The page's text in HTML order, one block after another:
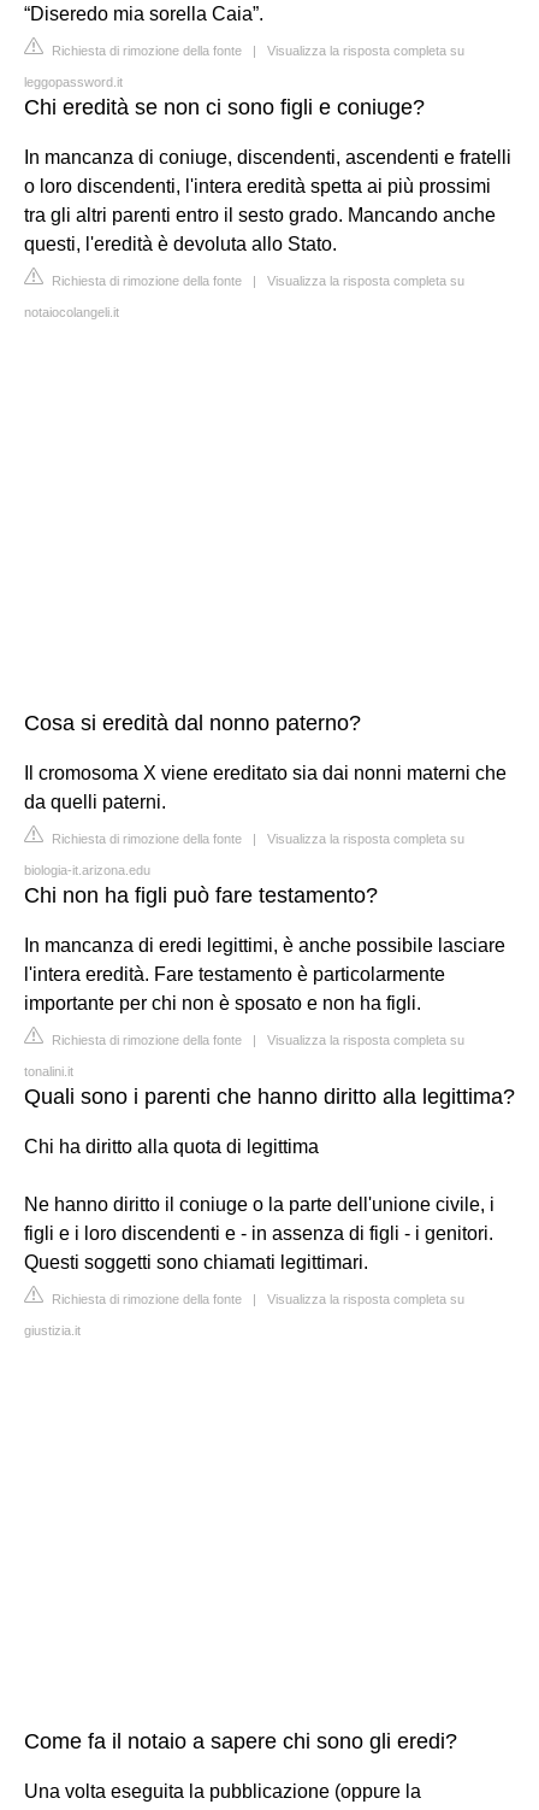
“Diseredo mia sorella Caia”.
Richiesta di rimozione della fonte | Visualizza la risposta completa su
leggopassword.it
Chi eredità se non ci sono figli e coniuge?
In mancanza di coniuge, discendenti, ascendenti e fratelli
o loro discendenti, l'intera eredità spetta ai più prossimi
tra gli altri parenti entro il sesto grado. Mancando anche
questi, l'eredità è devoluta allo Stato.
Richiesta di rimozione della fonte | Visualizza la risposta completa su
notaiocolangeli.it
Cosa si eredità dal nonno paterno?
Il cromosoma X viene ereditato sia dai nonni materni che
da quelli paterni.
Richiesta di rimozione della fonte | Visualizza la risposta completa su
biologia-it.arizona.edu
Chi non ha figli può fare testamento?
In mancanza di eredi legittimi, è anche possibile lasciare
l'intera eredità. Fare testamento è particolarmente
importante per chi non è sposato e non ha figli.
Richiesta di rimozione della fonte | Visualizza la risposta completa su
tonalini.it
Quali sono i parenti che hanno diritto alla legittima?
Chi ha diritto alla quota di legittima
Ne hanno diritto il coniuge o la parte dell'unione civile, i
figli e i loro discendenti e - in assenza di figli - i genitori.
Questi soggetti sono chiamati legittimari.
Richiesta di rimozione della fonte | Visualizza la risposta completa su
giustizia.it
Come fa il notaio a sapere chi sono gli eredi?
Una volta eseguita la pubblicazione (oppure la